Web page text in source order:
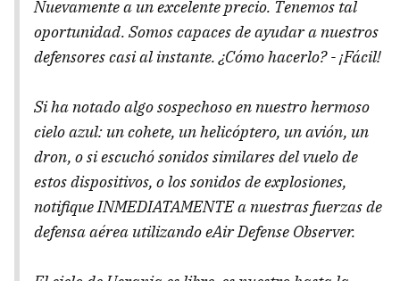
Nuevamente a un excelente precio. Tenemos tal
oportunidad. Somos capaces de ayudar a nuestros
defensores casi al instante. ¿Cómo hacerlo? - ¡Fácil!
Si ha notado algo sospechoso en nuestro hermoso
cielo azul: un cohete, un helicóptero, un avión, un
dron, o si escuchó sonidos similares del vuelo de
estos dispositivos, o los sonidos de explosiones,
notifique INMEDIATAMENTE a nuestras fuerzas de
defensa aérea utilizando eAir Defense Observer.